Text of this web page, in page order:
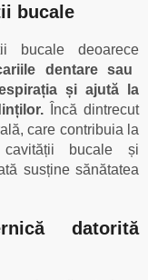
bucale
bucale deoarece
dentare sau
și ajută la
Încă dintrecut
care contribuia la
bucale și
susține sănătatea
datorită